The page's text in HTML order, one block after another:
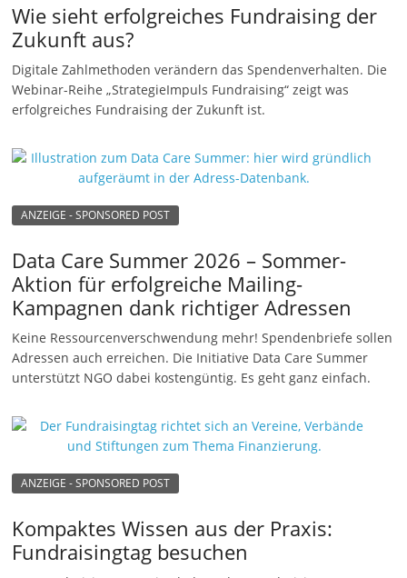
|
S
t
i
f
u
g
n
Wie sieht erfolgreiches Fundraising der
Zukunft aus?
Digitale Zahlmethoden verändern das Spendenverhalten. Die
Webinar-Reihe „StrategieImpuls Fundraising“ zeigt was
erfolgreiches Fundraising der Zukunft ist.
ANZEIGE - SPONSORED POST
Data Care Summer 2026 – Sommer-
Aktion für erfolgreiche Mailing-
Kampagnen dank richtiger Adressen
Keine Ressourcenverschwendung mehr! Spendenbriefe sollen
Adressen auch erreichen. Die Initiative Data Care Summer
unterstützt NGO dabei kostengüntig. Es geht ganz einfach.
ANZEIGE - SPONSORED POST
Kompaktes Wissen aus der Praxis:
Fundraisingtag besuchen